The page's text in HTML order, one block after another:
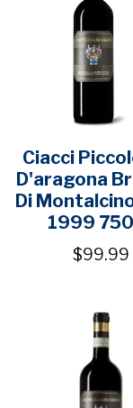
Ciacci
D'aragona
Di
1999
$99.99